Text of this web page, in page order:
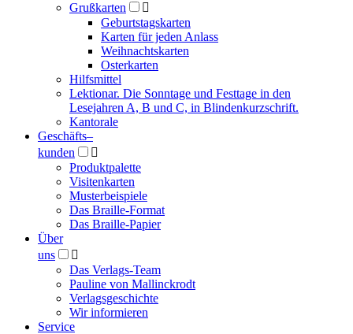
Grußkarten

Geburtstagskarten
Karten für jeden Anlass
Weihnachtskarten
Osterkarten
Hilfsmittel
Lektionar. Die Sonntage und Festtage in den
Lesejahren A, B und C, in Blindenkurzschrift.
Kantorale
Geschäfts­–
kunden

Produktpalette
Visitenkarten
Musterbeispiele
Das Braille-Format
Das Braille-Papier
Über
uns

Das Verlags-Team
Pauline von Mallinckrodt
Verlagsgeschichte
Wir informieren
Service